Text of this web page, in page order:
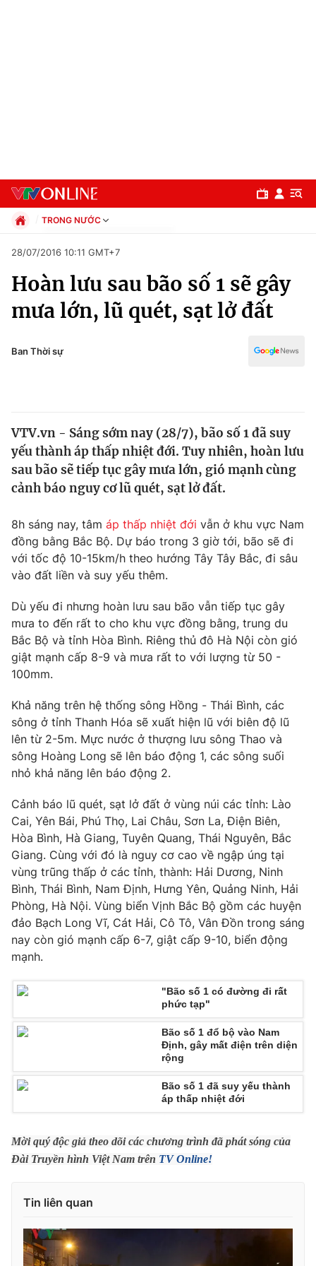
Chuyên mục
Chính trị
Y tế
Thế giới
Thế giới đó đây
Câu chuyện quốc tế
Kinh tế
Tài chính
Thị trường
Góc doanh nghiệp
Dữ liệu và đời sống
Truyền hình
Phim VTV
Hậu trường
Khán giả
Giải sao mai
Giải trí
Điện ảnh
Âm nhạc
Sao
Du lịch
Làm đẹp
Chất lượng cuộc sống
Giáo dục
Tuyển sinh
Công nghệ
Hitech Công nghệ tương lai
Sản phẩm
Thị trường
Tư vấn
Giao lưu trực tuyến
Lịch phát sóng
Chuyên mục khác
Emagazine Podcast
Video Shorts video
VTV Thể thao
VTV Sức khoẻ Bất động sản
Thị trường 24h Tấm lòng Việt
Liên hệ tòa soạn English
TRONG NƯỚC
Xã hội
Pháp luật
Thể thao
Văn hóa - Giải trí
Giáo dục
28/07/2016 10:11 GMT+7
Hoàn lưu sau bão số 1 sẽ gây
mưa lớn, lũ quét, sạt lở đất
Ban Thời sự
VTV.vn - Sáng sớm nay (28/7), bão số 1 đã suy
yếu thành áp thấp nhiệt đới. Tuy nhiên, hoàn lưu
sau bão sẽ tiếp tục gây mưa lớn, gió mạnh cùng
cảnh báo nguy cơ lũ quét, sạt lở đất.
8h sáng nay, tâm áp thấp nhiệt đới vẫn ở khu vực Nam
đồng bằng Bắc Bộ. Dự báo trong 3 giờ tới, bão sẽ đi
với tốc độ 10-15km/h theo hướng Tây Tây Bắc, đi sâu
vào đất liền và suy yếu thêm.
Dù yếu đi nhưng hoàn lưu sau bão vẫn tiếp tục gây
mưa to đến rất to cho khu vực đồng bằng, trung du
Bắc Bộ và tỉnh Hòa Bình. Riêng thủ đô Hà Nội còn gió
giật mạnh cấp 8-9 và mưa rất to với lượng từ 50 -
100mm.
Khả năng trên hệ thống sông Hồng - Thái Bình, các
sông ở tỉnh Thanh Hóa sẽ xuất hiện lũ với biên độ lũ
lên từ 2-5m. Mực nước ở thượng lưu sông Thao và
sông Hoàng Long sẽ lên báo động 1, các sông suối
nhỏ khả năng lên báo động 2.
Cảnh báo lũ quét, sạt lở đất ở vùng núi các tỉnh: Lào
Cai, Yên Bái, Phú Thọ, Lai Châu, Sơn La, Điện Biên,
Hòa Bình, Hà Giang, Tuyên Quang, Thái Nguyên, Bắc
Giang. Cùng với đó là nguy cơ cao về ngập úng tại
vùng trũng thấp ở các tỉnh, thành: Hải Dương, Ninh
Bình, Thái Bình, Nam Định, Hưng Yên, Quảng Ninh, Hải
Phòng, Hà Nội. Vùng biển Vịnh Bắc Bộ gồm các huyện
đảo Bạch Long Vĩ, Cát Hải, Cô Tô, Vân Đồn trong sáng
nay còn gió mạnh cấp 6-7, giật cấp 9-10, biển động
mạnh.
"Bão số 1 có đường đi rất
phức tạp"
Bão số 1 đổ bộ vào Nam
Định, gây mất điện trên diện
rộng
Bão số 1 đã suy yếu thành
áp thấp nhiệt đới
Mời quý độc giả theo dõi các chương trình đã phát sóng của
Đài Truyền hình Việt Nam trên TV Online!
Tin liên quan